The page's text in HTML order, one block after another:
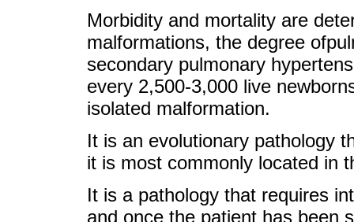
Morbidity and mortality are
malformations, the degree
secondary pulmonary
every 2,500-3,000 live
isolated malformation.
It is an evolutionary pathology
it is most commonly located in
It is a pathology that requires
and once the patient has been